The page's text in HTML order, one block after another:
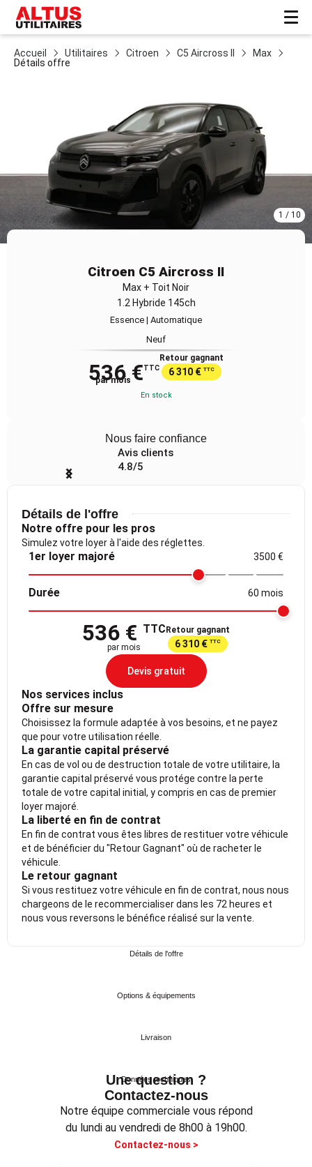
Accueil Utilitaires Citroen C5 Aircross II
Max
Détails offre
1 / 10
Citroen C5 Aircross II
Max + Toit Noir
1.2 Hybride 145ch
Essence | Automatique
Neuf
536 €TTC
par mois
Retour gagnant
6 310 € TTC
En stock
Nous faire confiance
Avis clients
4.8/5
Item
4
Détails de l'offre
Notre offre pour les pros
Simulez votre loyer à l'aide des réglettes.
1er loyer majoré 3500 €
Durée 60 mois
536 € TTC
par mois
Retour gagnant
6 310 € TTC
Devis gratuit
Nos services inclus
Offre sur mesure
Choisissez la formule adaptée à vos besoins, et ne payez
que pour votre utilisation réelle.
La garantie capital préservé
En cas de vol ou de destruction totale de votre utilitaire, la
garantie capital préservé vous protége contre la perte
totale de votre capital initial, y compris en cas de premier
loyer majoré.
La liberté en fin de contrat
En fin de contrat vous êtes libres de restituer votre véhicule
et de bénéficier du "Retour Gagnant" où de racheter le
véhicule.
Le retour gagnant
Si vous restituez votre véhicule en fin de contrat, nous nous
chargeons de le recommercialiser dans les 72 heures et
nous vous reversons le bénéfice réalisé sur la vente.
Détails de l'offre
Options & équipements
Livraison
Données techniques
Une question ?
Contactez-nous
Notre équipe commerciale vous répond
du lundi au vendredi de 8h00 à 19h00.
Contactez-nous >